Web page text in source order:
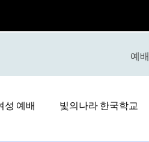
예배
성 예배 빛의나라 한국학교